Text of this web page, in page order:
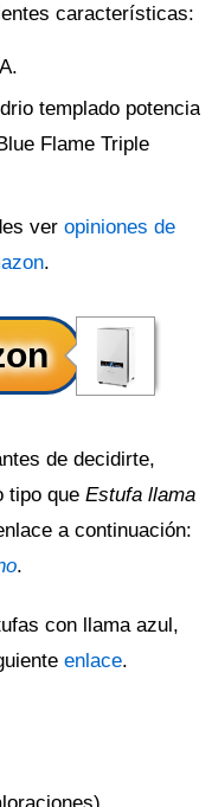
características:
templado potencia
Flame Triple
ver opiniones de
.
de decidirte,
tipo que Estufa llama
a continuación:
.
con llama azul,
enlace.